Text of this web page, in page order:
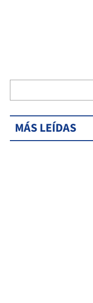
MÁS LEÍDAS